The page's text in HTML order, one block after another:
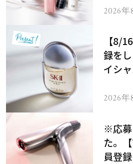
2026
【8/
録を
イシャル トリー
2026
※応募
た。
員登